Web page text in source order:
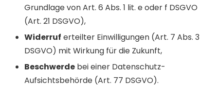
Grundlage von Art. 6 Abs. 1 lit. e oder f DSGVO
(Art. 21 DSGVO),
Widerruf erteilter Einwilligungen (Art. 7 Abs. 3
DSGVO) mit Wirkung für die Zukunft,
Beschwerde bei einer Datenschutz-
Aufsichtsbehörde (Art. 77 DSGVO).